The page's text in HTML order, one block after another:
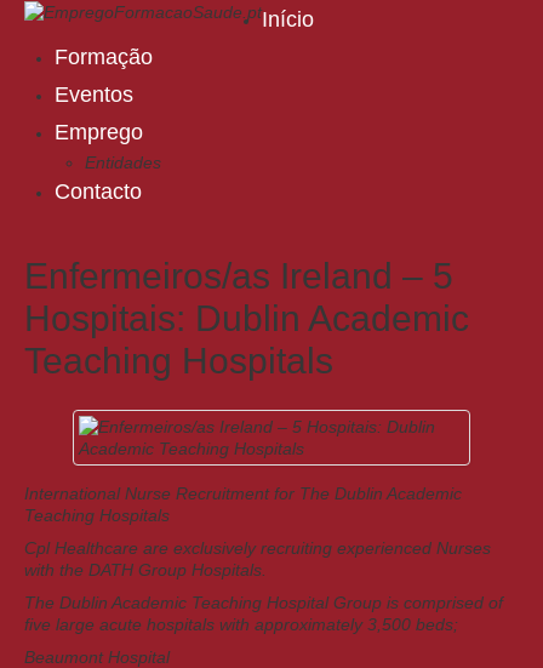
Início
Formação
Eventos
Emprego
Entidades
Contacto
Enfermeiros/as Ireland – 5
Hospitais: Dublin Academic
Teaching Hospitals
International Nurse Recruitment for The Dublin Academic
Teaching Hospitals
Cpl Healthcare are exclusively recruiting experienced Nurses
with the DATH Group Hospitals.
The Dublin Academic Teaching Hospital Group is comprised of
five large acute hospitals with approximately 3,500 beds;
Beaumont Hospital